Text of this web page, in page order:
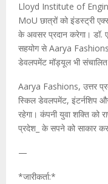
Lloyd Institute of
MoU छात्रों को इंडस्ट्री
के अवसर प्रदान करेगा। डॉ.
सहयोग से Aarya Fashions
डेवलपमेंट मॉड्यूल भी
Aarya Fashions, उत्तर
स्किल डेवलपमेंट, इंटर्नशिप
रहेगा। कंपनी युवा शक्ति को
प्रदेश_ के सपने को साकार
—
*जारीकर्ता:*